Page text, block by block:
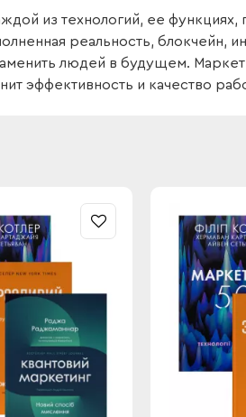
из технологий, ее функциях,
реальность, блокчейн,
людей в будущем.
эффективность и качество